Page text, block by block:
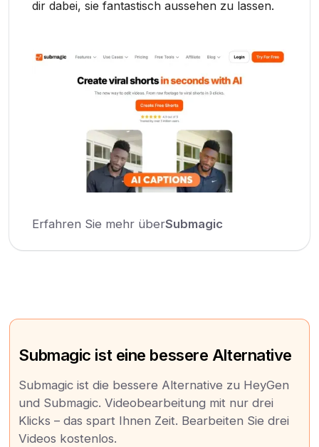
dir dabei, sie fantastisch aussehen zu lassen.
Erfahren Sie mehr überSubmagic
Submagic ist eine bessere Alternative
Submagic ist die bessere Alternative zu HeyGen
und Submagic. Videobearbeitung mit nur drei
Klicks – das spart Ihnen Zeit. Bearbeiten Sie drei
Videos kostenlos.